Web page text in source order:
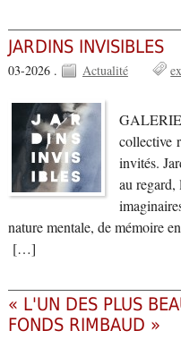
JARDINS INVISIBLES
03-2026 . Actualité
collective
invités.
au regard,
nature mentale, de mémoire
[…]
« L'UN DES PLUS
FONDS RIMBAUD »